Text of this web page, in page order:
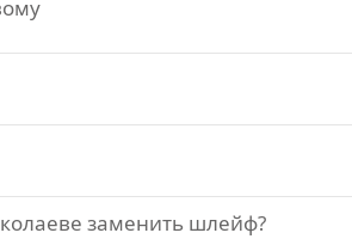
заменить шлейф?